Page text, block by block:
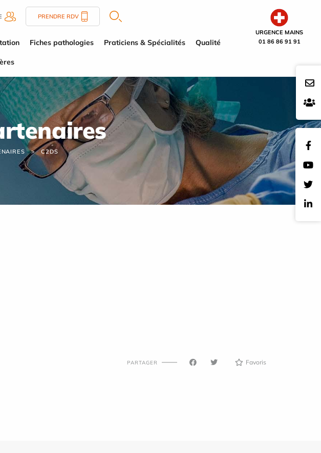
URGENCE MAINS
01 86 86 91 91
PRENDRE RDV
Fiches pathologies Praticiens & Spécialités Qualité
C2DS
PARTAGER Favoris